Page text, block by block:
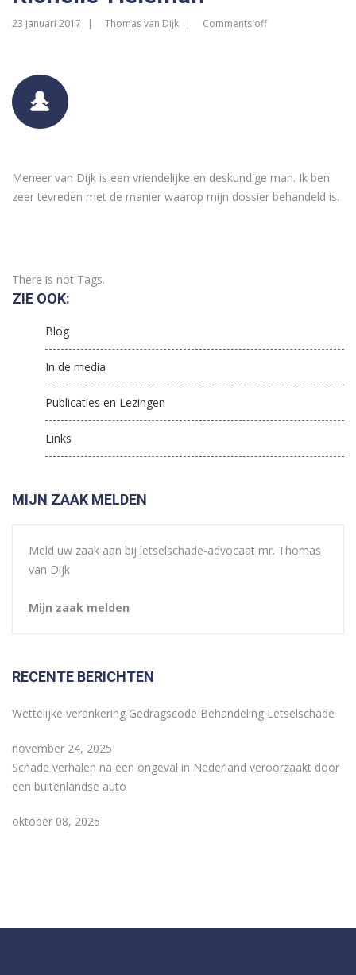
23 januari 2017 Thomas van Dijk Comments off
Meneer van Dijk is een vriendelijke en deskundige man. Ik ben
zeer tevreden met de manier waarop mijn dossier behandeld is.
There is not Tags.
ZIE OOK:
Blog
In de media
Publicaties en Lezingen
Links
MIJN ZAAK MELDEN
Meld uw zaak aan bij letselschade-advocaat mr. Thomas
van Dijk
Mijn zaak melden
RECENTE BERICHTEN
Wettelijke verankering Gedragscode Behandeling Letselschade
november 24, 2025
Schade verhalen na een ongeval in Nederland veroorzaakt door
een buitenlandse auto
oktober 08, 2025